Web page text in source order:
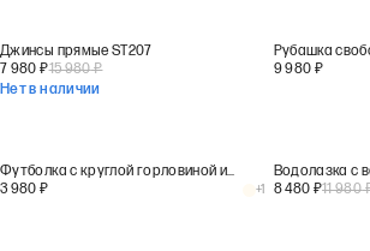
Джинсы прямые ST207
7 980 ₽15 980₽
Нет в наличии
Рубашка
9 980 ₽
Футболка с круглой горловиной из хлопка с модалом
3 980 ₽ +1
8 480 ₽11 980